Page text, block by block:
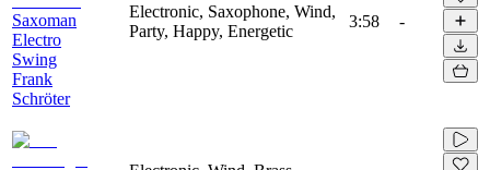
Saxoman
Electro
Swing
Frank
Schröter
Electronic, Saxophone, Wind,
Party, Happy, Energetic
3:58 -